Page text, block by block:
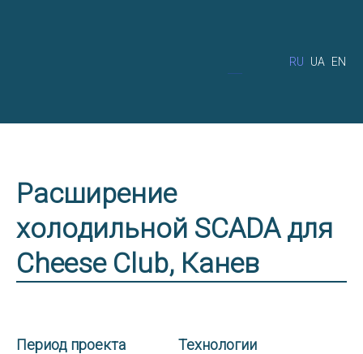
RU UA EN
Расширение
холодильной SCADA для
Cheese Club, Канев
Период проекта Технологии